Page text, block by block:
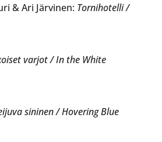
& Ari Järvinen: Tornihotelli /
varjot / In the White
sininen / Hovering Blue